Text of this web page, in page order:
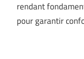
rendant
pour garantir